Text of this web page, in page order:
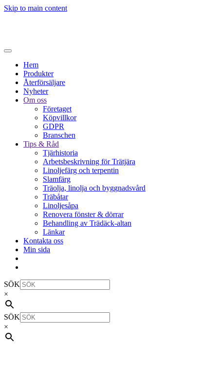
Skip to main content
Hem
Produkter
Återförsäljare
Nyheter
Om oss
Företaget
Köpvillkor
GDPR
Branschen
Tips & Råd
Tjärhistoria
Arbetsbeskrivning för Trätjära
Linoljefärg och terpentin
Slamfärg
Träolja, linolja och byggnadsvård
Träbåtar
Linoljesåpa
Renovera fönster & dörrar
Behandling av Trädäck-altan
Länkar
Kontakta oss
Min sida
SÖK
×
SÖK
×